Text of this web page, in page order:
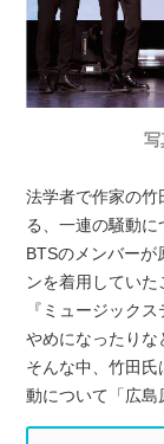
写
法学者で作家の竹
る、一連の騒動に
BTSのメンバー
ンを着用してい
『ミュージック
やめになったりな
そんな中、竹田
動について「広島